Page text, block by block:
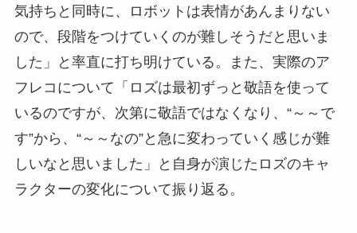
気持ちと同時に、ロボットは表情があんまりない
ので、段階をつけていくのが難しそうだと思いま
した」と率直に打ち明けている。また、実際のア
フレコについて「ロズは最初ずっと敬語を使って
いるのですが、次第に敬語ではなくなり、“～～で
す”から、“～～なの”と急に変わっていく感じが難
しいなと思いました」と自身が演じたロズのキャ
ラクターの変化について振り返る。